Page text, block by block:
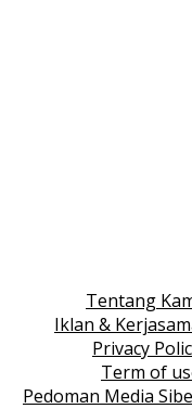
Tentang
Iklan &
Privacy
Term of
Pedoman Media